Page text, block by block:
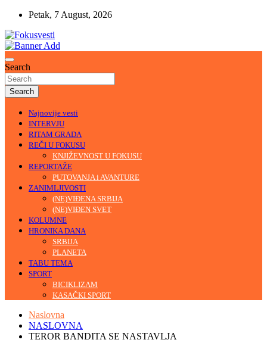
Skip
content
Petak, 7 August, 2026
Fokusvesti
Search
Search
Najnovije vesti
INTERVJU
RITAM GRADA
REČI U FOKUSU
KNJIŽEVNOST U FOKUSU
REPORTAŽE
PUTOVANJA i AVANTURE
ZANIMLJIVOSTI
(NE)VIĐENA SRBIJA
(NE)VIĐEN SVET
KOLUMNE
HRONIKA DANA
SRBIJA
PLANETA
TABU TEMA
SPORT
BICIKLIZAM
KASAČKI SPORT
Naslovna
NASLOVNA
TEROR BANDITA SE NASTAVLJA